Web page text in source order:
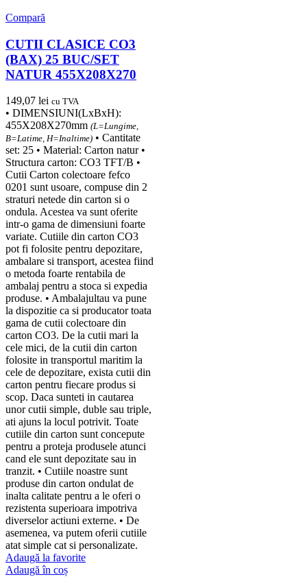
Compară
CUTII CLASICE CO3
(BAX) 25 BUC/SET
NATUR 455X208X270
149,07 lei cu TVA
• DIMENSIUNI(LxBxH):
455X208X270mm (L=Lungime,
B=Latime, H=Inaltime) • Cantitate
set: 25 • Material: Carton natur •
Structura carton: CO3 TFT/B •
Cutii Carton colectoare fefco
0201 sunt usoare, compuse din 2
straturi netede din carton si o
ondula. Acestea va sunt oferite
intr-o gama de dimensiuni foarte
variate. Cutiile din carton CO3
pot fi folosite pentru depozitare,
ambalare si transport, acestea fiind
o metoda foarte rentabila de
ambalaj pentru a stoca si expedia
produse. • Ambalajultau va pune
la dispozitie ca si producator toata
gama de cutii colectoare din
carton CO3. De la cutii mari la
cele mici, de la cutii din carton
folosite in transportul maritim la
cele de depozitare, exista cutii din
carton pentru fiecare produs si
scop. Daca sunteti in cautarea
unor cutii simple, duble sau triple,
ati ajuns la locul potrivit. Toate
cutiile din carton sunt concepute
pentru a proteja produsele atunci
cand ele sunt depozitate sau in
tranzit. • Cutiile noastre sunt
produse din carton ondulat de
inalta calitate pentru a le oferi o
rezistenta superioara impotriva
diverselor actiuni externe. • De
asemenea, va putem oferii cutiile
atat simple cat si personalizate.
Adaugă la favorite
Adaugă în coș